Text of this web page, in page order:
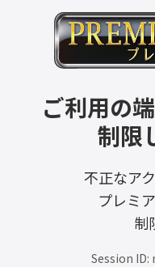
ご利用の
制限
不正なア
プレミ
制
Session